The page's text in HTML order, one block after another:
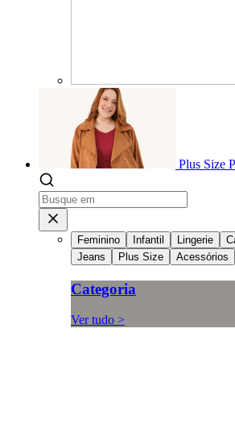
Plus Size
Feminino Infantil Lingerie
Jeans
Plus Size Acessórios
Categoria
Ver tudo >